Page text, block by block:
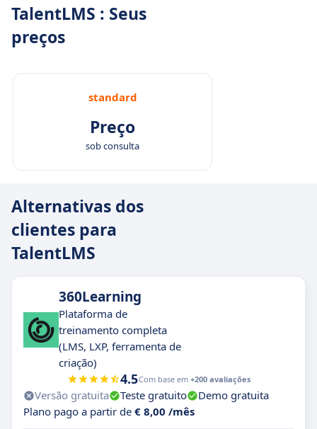
TalentLMS : Seus
preços
standard
Preço
sob consulta
Alternativas dos
clientes para
TalentLMS
360Learning
Plataforma de
treinamento completa
(LMS, LXP, ferramenta de
criação)
4.5Com base em +200 avaliações
Versão gratuita Teste gratuito
Demo gratuita
Plano pago a partir de € 8,00 /mês